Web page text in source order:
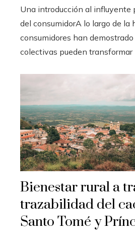
Una introducción al influyente
del consumidorA lo largo de la
consumidores han
colectivas pueden transformar
Bienestar rural a
trazabilidad del
Santo Tomé y